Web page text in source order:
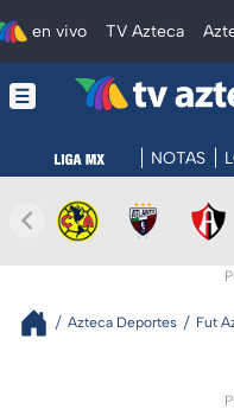
en vivo TV Azteca
NOTAS
Azteca Deportes Fut